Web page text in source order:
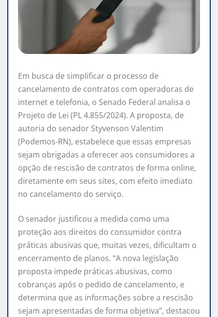
Em busca de simplificar o processo de
cancelamento de contratos com operadoras de
internet e telefonia, o Senado Federal analisa o
Projeto de Lei (PL 4.855/2024). A proposta, de
autoria do senador Styvenson Valentim
(Podemos-RN), estabelece que essas empresas
sejam obrigadas a oferecer aos consumidores a
opção de rescisão de contratos de forma online,
diretamente em seus sites, com efeito imediato
no cancelamento do serviço.
O senador justificou a medida como uma
proteção aos direitos do consumidor contra
práticas abusivas que, muitas vezes, dificultam o
encerramento de planos. “A nova legislação
proposta impede práticas abusivas, como
cobranças após o pedido de cancelamento, e
determina que as informações sobre a rescisão
sejam apresentadas de forma objetiva”, destacou